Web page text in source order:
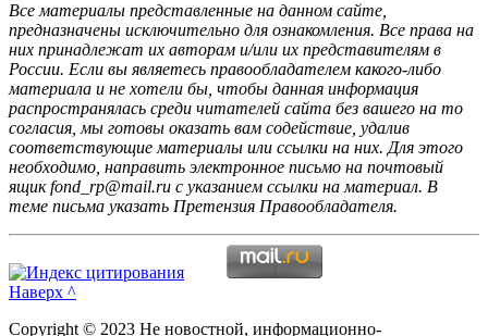
Все материалы представленные на данном сайте,
предназначены исключительно для ознакомления. Все права на
них принадлежат их авторам и/или их представителям в
России. Если вы являетесь правообладателем какого-либо
материала и не хотели бы, чтобы данная информация
распространялась среди читателей сайта без вашего на то
согласия, мы готовы оказать вам содействие, удалив
соответствующие материалы или ссылки на них. Для этого
необходимо, направить электронное письмо на почтовый
ящик fond_rp@mail.ru с указанием ссылки на материал. В
теме письма указать Претензия Правообладателя.
Наверх ^
Copyright © 2023 Не новостной, информационно-